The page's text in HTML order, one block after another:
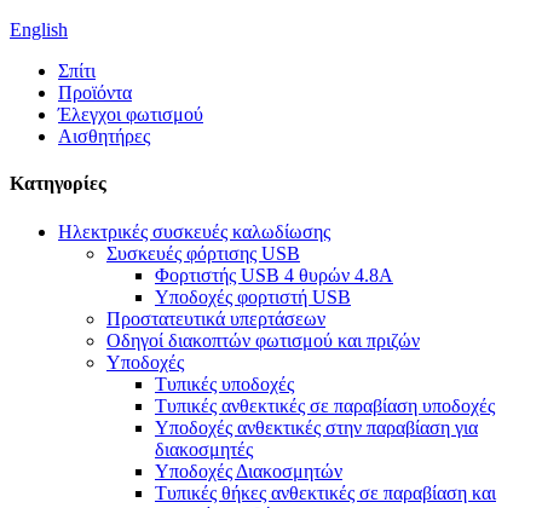
English
Σπίτι
Προϊόντα
Έλεγχοι φωτισμού
Αισθητήρες
Κατηγορίες
Ηλεκτρικές συσκευές καλωδίωσης
Συσκευές φόρτισης USB
Φορτιστής USB 4 θυρών 4.8A
Υποδοχές φορτιστή USB
Προστατευτικά υπερτάσεων
Οδηγοί διακοπτών φωτισμού και πριζών
Υποδοχές
Τυπικές υποδοχές
Τυπικές ανθεκτικές σε παραβίαση υποδοχές
Υποδοχές ανθεκτικές στην παραβίαση για
διακοσμητές
Υποδοχές Διακοσμητών
Τυπικές θήκες ανθεκτικές σε παραβίαση και